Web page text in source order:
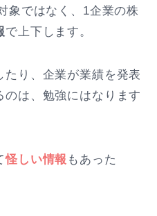
象ではなく、1企業の株
で上下します。
り、企業が業績を発表
のは、勉強にはなります
怪しい情報 もあった